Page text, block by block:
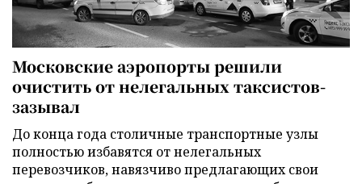
Московские аэропорты решили
очистить от нелегальных таксистов-
зазывал
До конца года столичные транспортные узлы
полностью избавятся от нелегальных
перевозчиков, навязчиво предлагающих свои